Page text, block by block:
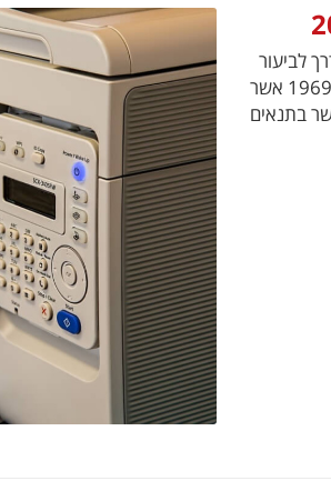
נפתחה סוף סוף הדרך לביעור
מסמכים והסתפקות בהחזקתם בצורה סרוקה. תקנות העדות (העתקים צילומיים), תש"ל- 1969 אשר
עודכנו ב 2006 באופן המאפשר בתנאים